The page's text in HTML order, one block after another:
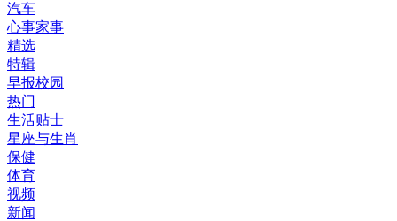
汽车
心事家事
精选
特辑
早报校园
热门
生活贴士
星座与生肖
保健
体育
视频
新闻